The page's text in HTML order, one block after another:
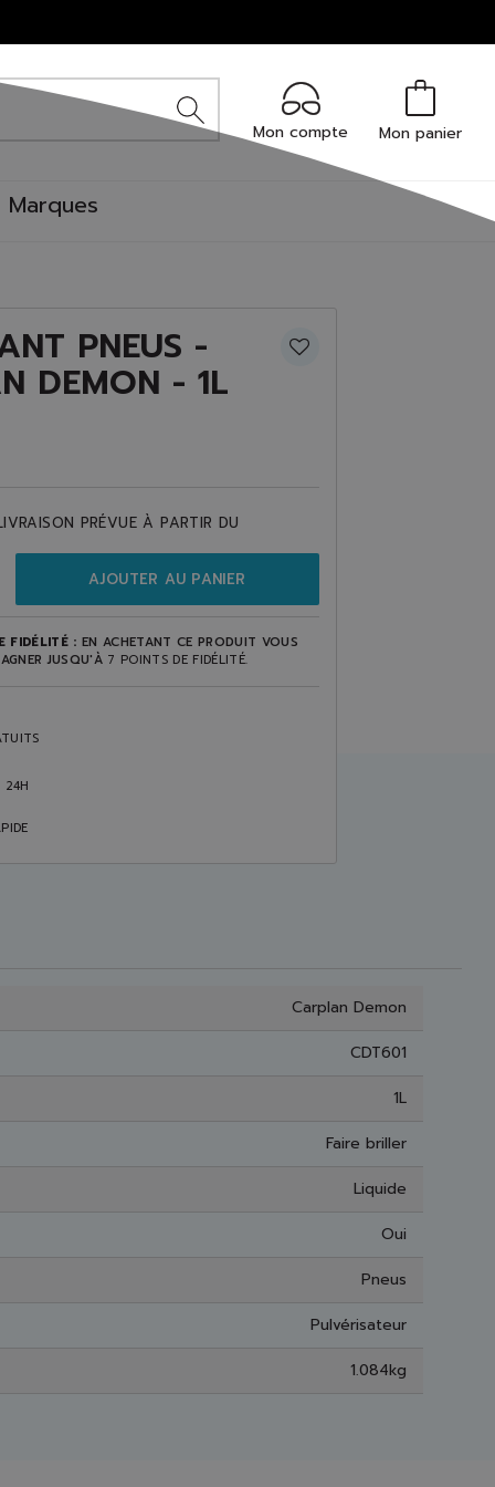
Mon compte Mon panier
Marques
PNEUS -
DEMON - 1L
PRÉVUE À PARTIR DU
AJOUTER AU PANIER
FIDÉLITÉ : EN ACHETANT CE PRODUIT VOUS
JUSQU'À 7 POINTS DE FIDÉLITÉ.
24H
Carplan Demon
CDT601
1L
Faire briller
Liquide
Oui
Pneus
Pulvérisateur
1.084kg